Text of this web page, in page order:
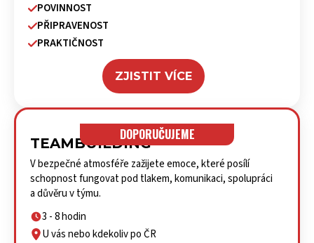
POVINNOST
PŘIPRAVENOST
PRAKTIČNOST
ZJISTIT VÍCE
DOPORUČUJEME
TEAMBUILDING
V bezpečné atmosféře zažijete emoce, které posílí
schopnost fungovat pod tlakem, komunikaci, spolupráci
a důvěru v týmu.
3 - 8 hodin
U vás nebo kdekoliv po ČR